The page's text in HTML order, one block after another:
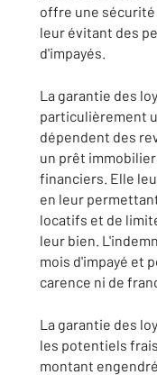
offre une
leur évitant des
d'impayés.
La garantie des
particulièrement
dépendent des
un prêt
financiers. Elle
en leur
locatifs et de
leur bien.
mois d'impayé et
carence ni de
La garantie des
les potentiels
montant